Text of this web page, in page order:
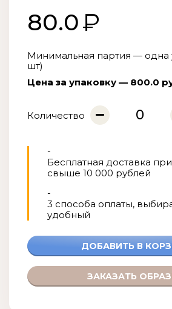
80.0
Минимальная партия — одна
шт)
Цена за упаковку — 800.0
Количество
-
Бесплатная доставка
свыше 10 000 рублей
-
3 способа оплаты,
удобный